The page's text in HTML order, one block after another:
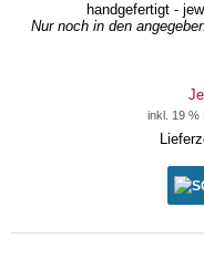
handgefertigt -
Nur noch in den
inkl. 19 %